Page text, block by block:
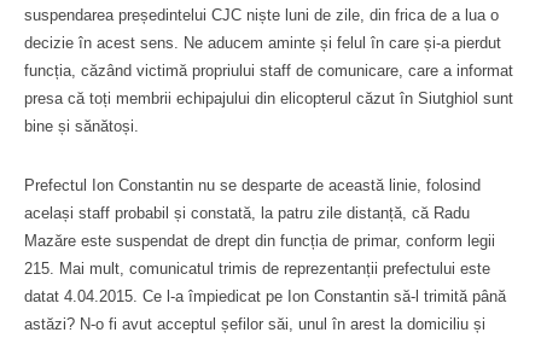
suspendarea președintelui CJC niște luni de zile, din frica de a lua o
decizie în acest sens. Ne aducem aminte și felul în care și-a pierdut
funcția, căzând victimă propriului staff de comunicare, care a informat
presa că toți membrii echipajului din elicopterul căzut în Siutghiol sunt
bine și sănătoși.
Prefectul Ion Constantin nu se desparte de această linie, folosind
același staff probabil și constată, la patru zile distanță, că Radu
Mazăre este suspendat de drept din funcția de primar, conform legii
215. Mai mult, comunicatul trimis de reprezentanții prefectului este
datat 4.04.2015. Ce l-a împiedicat pe Ion Constantin să-l trimită până
astăzi? N-o fi avut acceptul șefilor săi, unul în arest la domiciliu și